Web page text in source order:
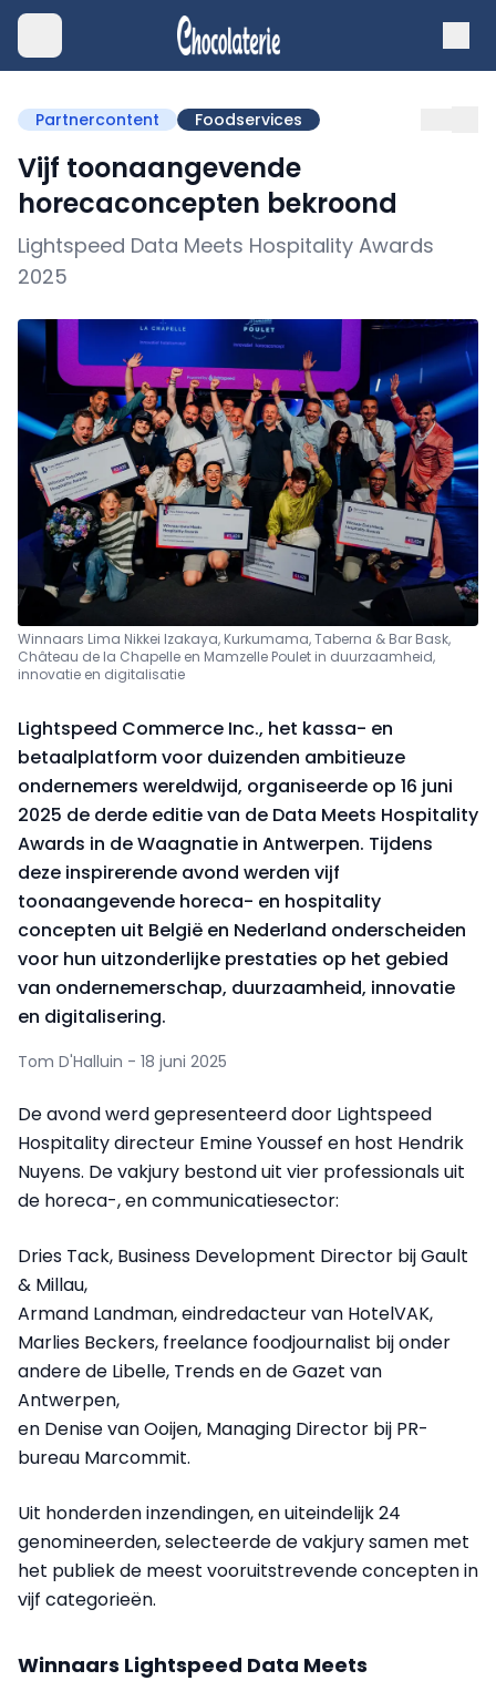
Partnercontent Foodservices
Vijf toonaangevende
horecaconcepten bekroond
Lightspeed Data Meets Hospitality Awards
2025
Winnaars Lima Nikkei Izakaya, Kurkumama, Taberna & Bar Bask,
Château de la Chapelle en Mamzelle Poulet in duurzaamheid,
innovatie en digitalisatie
Lightspeed Commerce Inc., het kassa- en
betaalplatform voor duizenden ambitieuze
ondernemers wereldwijd, organiseerde op 16 juni
2025 de derde editie van de Data Meets Hospitality
Awards in de Waagnatie in Antwerpen. Tijdens
deze inspirerende avond werden vijf
toonaangevende horeca- en hospitality
concepten uit België en Nederland onderscheiden
voor hun uitzonderlijke prestaties op het gebied
van ondernemerschap, duurzaamheid, innovatie
en digitalisering.
Tom D'Halluin - 18 juni 2025
De avond werd gepresenteerd door Lightspeed
Hospitality directeur Emine Youssef en host Hendrik
Nuyens. De vakjury bestond uit vier professionals uit
de horeca-, en communicatiesector:
Dries Tack, Business Development Director bij Gault
& Millau,
Armand Landman, eindredacteur van HotelVAK,
Marlies Beckers, freelance foodjournalist bij onder
andere de Libelle, Trends en de Gazet van
Antwerpen,
en Denise van Ooijen, Managing Director bij PR-
bureau Marcommit.
Uit honderden inzendingen, en uiteindelijk 24
genomineerden, selecteerde de vakjury samen met
het publiek de meest vooruitstrevende concepten in
vijf categorieën.
Winnaars Lightspeed Data Meets